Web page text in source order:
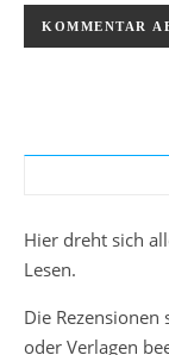
Hier dreht sich
Lesen.
Die
oder Verlagen